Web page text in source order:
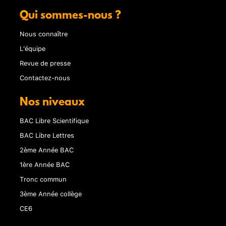
Qui sommes-nous ?
Nous connaître
L'équipe
Revue de presse
Contactez-nous
Nos niveaux
BAC Libre Scientifique
BAC Libre Lettres
2ème Année BAC
1ère Année BAC
Tronc commun
3ème Année collège
CE6